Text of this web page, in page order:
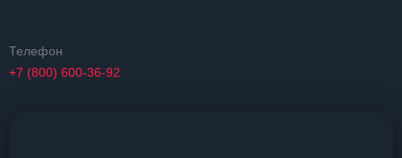
Телефон
+7 (800) 600-36-92